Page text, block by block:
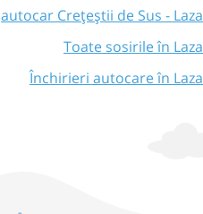
autocar Crețeștii de Sus - Laza
Toate sosirile în Laza
Închirieri autocare în Laza